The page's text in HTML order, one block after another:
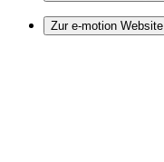
Zur e-motion Website